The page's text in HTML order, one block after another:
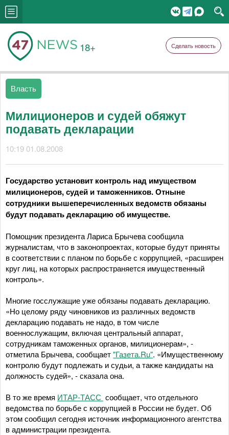
18+ Сделать новость
Власть
Милиционеров и судей обяжут
подавать декларации
10:19 01.08.2008
Государство установит контроль над имуществом
милиционеров, судей и таможенников. Отныне
сотрудники вышеперечисленных ведомств обязаны
будут подавать декларацию об имуществе.
Помощник президента Лариса Брычева сообщила
журналистам, что в законопроектах, которые будут приняты
в соответствии с планом по борьбе с коррупцией, «расширен
круг лиц, на которых распространяется имущественный
контроль».
Многие госслужащие уже обязаны подавать декларацию.
«Но целому ряду чиновников из различных ведомств
декларацию подавать не надо, в том числе
военнослужащим, включая центральный аппарат,
сотрудникам таможенных органов, милиционерам», -
отметила Брычева, сообщает"Газета.Ru". «Имущественному
контролю будут подлежать и судьи, а также кандидаты на
должность судей», - сказала она.
В то же время ИТАР-ТАСС сообщает, что отдельного
ведомства по борьбе с коррупцией в России не будет. Об
этом сообщил сегодня источник информационного агентства
в администрации президента.